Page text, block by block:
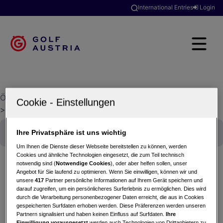
International Entries Login
Österreichischer Golfverband
>
Jacques-Lemans Golfclub St. Veit-Längsee
MEDIAGOLF AUSTRIA-Trophy powered by
Kärntnermilch
19.09.2023 - Einzel (Stableford)
Jacques-Lemans Golfclub St. Veit-Längsee
Ihre Privatsphäre ist uns wichtig
Um Ihnen die Dienste dieser Webseite bereitstellen zu können, werden
Cookies und ähnliche Technologien eingesetzt, die zum Teil technisch
notwendig sind (Notwendige Cookies), oder aber helfen sollen, unser
Angebot für Sie laufend zu optimieren. Wenn Sie einwilligen, können wir und
unsere417 Partner persönliche Informationen auf Ihrem Gerät speichern und
darauf zugreifen, um ein persönlicheres Surferlebnis zu ermöglichen. Dies wird
durch die Verarbeitung personenbezogener Daten erreicht, die aus in Cookies
gespeicherten Surfdaten erhoben werden. Diese Präferenzen werden unseren
Partnern signalisiert und haben keinen Einfluss auf Surfdaten.Ihre